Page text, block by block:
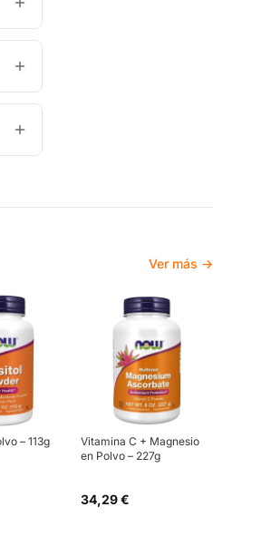
Ver más →
– 113g
Vitamina C + Magnesio
en Polvo – 227g
34,29 €